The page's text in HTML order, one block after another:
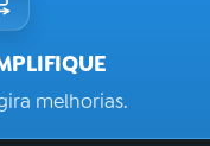
melhorias.